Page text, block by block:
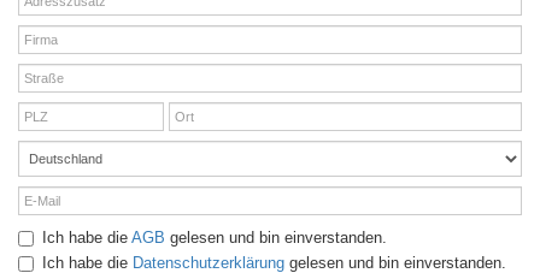
Ich habe die AGB gelesen und bin einverstanden.
Ich habe die Datenschutzerklärung gelesen und bin einverstanden.